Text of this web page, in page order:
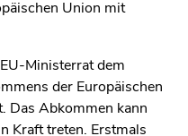
Union mit
Ministerrat dem
der Europäischen
Das Abkommen kann
Kraft treten. Erstmals